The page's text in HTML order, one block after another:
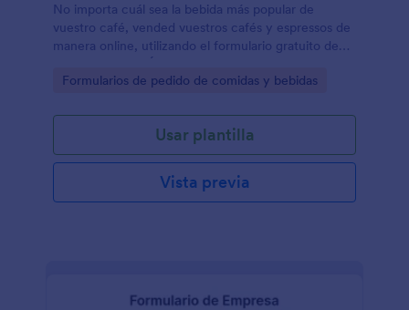
No importa cuál sea la bebida más popular de
vuestro café, vended vuestros cafés y espressos de
manera online, utilizando el formulario gratuito de
formulario para que se adapte a vuestras
página web para que empiece a aceptar pedidos
online ¡y pagos simultáneamente! Los clientes
podrán introducir su información de contacto, elegir
qué menú les gustaría escoger, y enviarlo poniendo
los detalles de pago. Recibiréis al instante los
personalizadas para todos vuestros clientes, por qué
Go to Category:
Formularios de pedido de comidas y bebidas
Usar plantilla
Vista previa